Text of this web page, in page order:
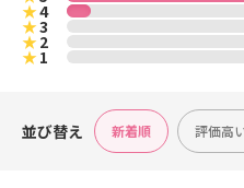
★4
★3
★2
★1
並び替え 新着順 評価高